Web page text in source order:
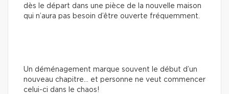
dès le départ dans une pièce de la nouvelle maison
qui n’aura pas besoin d’être ouverte fréquemment.
Un déménagement marque souvent le début d’un
nouveau chapitre… et personne ne veut commencer
celui-ci dans le chaos!